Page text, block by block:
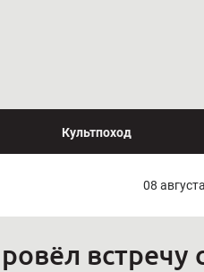
Культпоход
08
встречу